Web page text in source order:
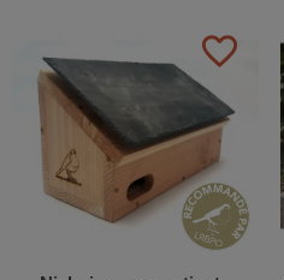
favorite_border